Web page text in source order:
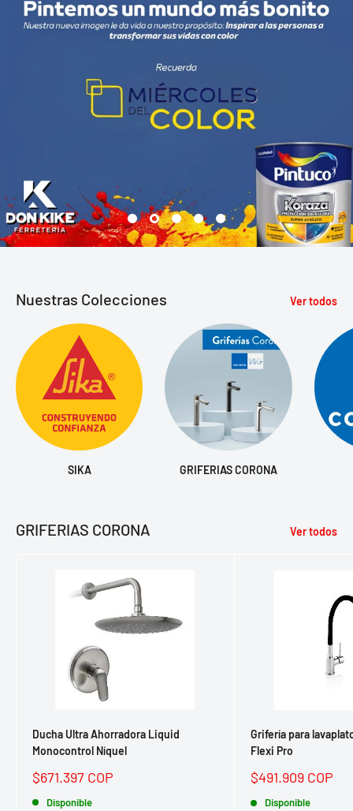
Nuestras Colecciones Ver todos
SIKA GRIFERIAS CORONA
GRIFERIAS CORONA Ver todos
Ducha Ultra Ahorradora Liquid
Monocontrol Níquel
Precio
de
venta
$671.397 COP
Disponible
Grifería para
Flexi Pro
Precio
venta
$491.909 COP
Disponible